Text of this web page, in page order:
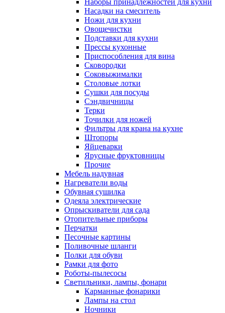
Наборы принадлежностей для кухни
Насадки на смеситель
Ножи для кухни
Овощечистки
Подставки для кухни
Прессы кухонные
Приспособления для вина
Сковородки
Соковыжималки
Столовые лотки
Сушки для посуды
Сэндвичницы
Терки
Точилки для ножей
Фильтры для крана на кухне
Штопоры
Яйцеварки
Ярусные фруктовницы
Прочие
Мебель надувная
Нагреватели воды
Обувная сушилка
Одеяла электрические
Опрыскиватели для сада
Отопительные приборы
Перчатки
Песочные картины
Поливочные шланги
Полки для обуви
Рамки для фото
Роботы-пылесосы
Светильники, лампы, фонари
Карманные фонарики
Лампы на стол
Ночники